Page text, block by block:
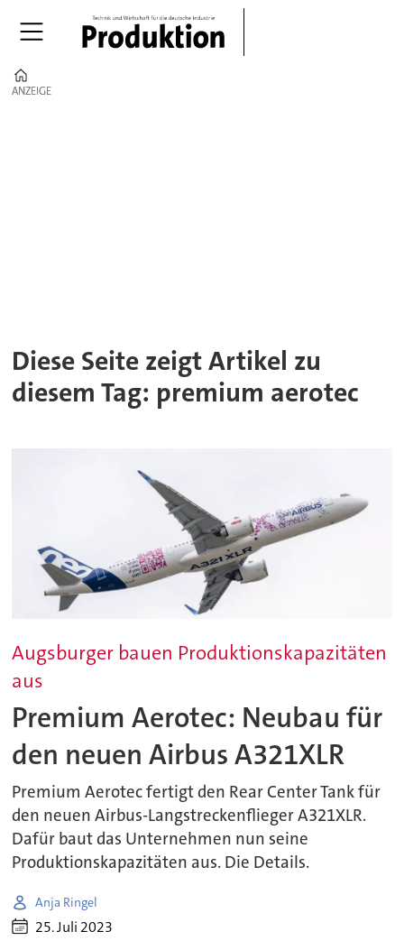
ANZEIGE
ANZEIGE
Diese Seite zeigt Artikel zu
diesem Tag: premium aerotec
Augsburger bauen Produktionskapazitäten
aus
Premium Aerotec: Neubau für
den neuen Airbus A321XLR
Premium Aerotec fertigt den Rear Center Tank für
den neuen Airbus-Langstreckenflieger A321XLR.
Dafür baut das Unternehmen nun seine
Produktionskapazitäten aus. Die Details.
Anja Ringel
25. Juli 2023